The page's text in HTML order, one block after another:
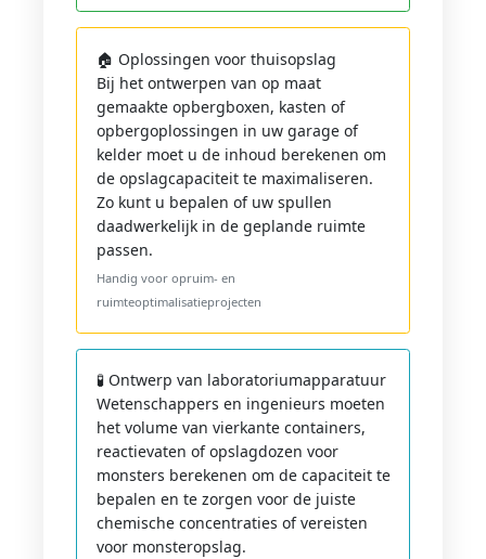
🏠 Oplossingen voor thuisopslag
Bij het ontwerpen van op maat
gemaakte opbergboxen, kasten of
opbergoplossingen in uw garage of
kelder moet u de inhoud berekenen om
de opslagcapaciteit te maximaliseren.
Zo kunt u bepalen of uw spullen
daadwerkelijk in de geplande ruimte
passen.
Handig voor opruim- en
ruimteoptimalisatieprojecten
🧪 Ontwerp van laboratoriumapparatuur
Wetenschappers en ingenieurs moeten
het volume van vierkante containers,
reactievaten of opslagdozen voor
monsters berekenen om de capaciteit te
bepalen en te zorgen voor de juiste
chemische concentraties of vereisten
voor monsteropslag.